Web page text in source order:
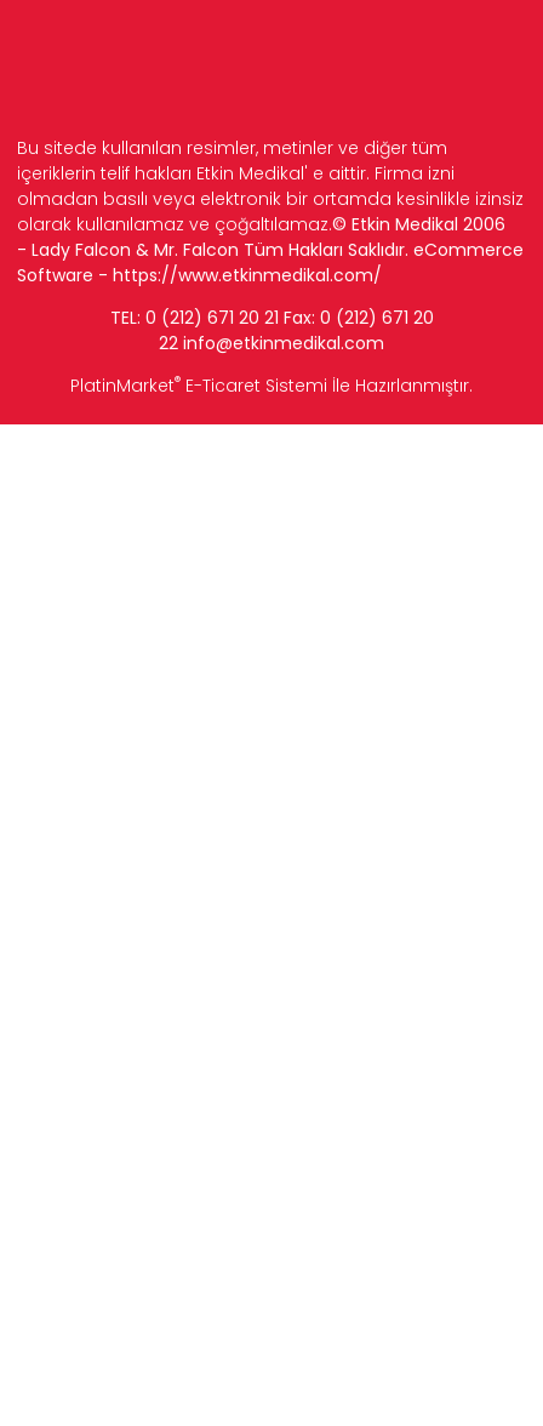
Bu sitede kullanılan resimler, metinler ve diğer tüm
içeriklerin telif hakları Etkin Medikal' e aittir. Firma izni
olmadan basılı veya elektronik bir ortamda kesinlikle izinsiz
olarak kullanılamaz ve çoğaltılamaz.© Etkin Medikal 2006
- Lady Falcon & Mr. Falcon Tüm Hakları Saklıdır. eCommerce
Software - https://www.etkinmedikal.com/
TEL: 0 (212) 671 20 21 Fax: 0 (212) 671 20
22 info@etkinmedikal.com
PlatinMarket® E-Ticaret Sistemi İle Hazırlanmıştır.